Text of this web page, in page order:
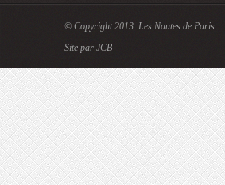
© Copyright 2013. Les Nautes de Paris
Site par JCB